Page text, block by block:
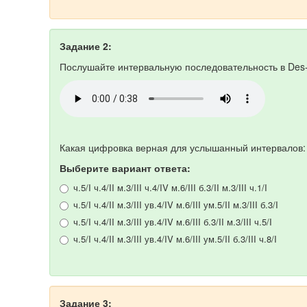
Задание 2:
Послушайте интервальную последовательность в
Какая цифровка верная для услышанный интервалов:
Выберите вариант ответа:
ч.5/I ч.4/II м.3/III ч.4/IV м.6/III б.3/II м.3/III ч.1/I
ч.5/I ч.4/II м.3/III ув.4/IV м.6/III ум.5/II м.3/III б.3/I
ч.5/I ч.4/II м.3/III ув.4/IV м.6/III б.3/II м.3/III ч.5/I
ч.5/I ч.4/II м.3/III ув.4/IV м.6/III ум.5/II б.3/III ч.8/I
Задание 3: